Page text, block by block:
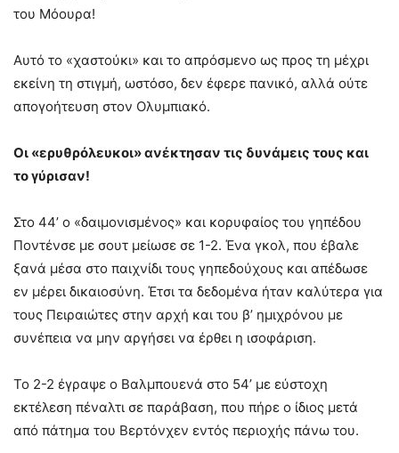
του Μόουρα!
Αυτό το «χαστούκι» και το απρόσμενο ως προς τη μέχρι
εκείνη τη στιγμή, ωστόσο, δεν έφερε πανικό, αλλά ούτε
απογοήτευση στον Ολυμπιακό.
Οι «ερυθρόλευκοι» ανέκτησαν τις δυνάμεις τους και
το γύρισαν!
Στο 44’ ο «δαιμονισμένος» και κορυφαίος του γηπέδου
Ποντένσε με σουτ μείωσε σε 1-2. Ένα γκολ, που έβαλε
ξανά μέσα στο παιχνίδι τους γηπεδούχους και απέδωσε
εν μέρει δικαιοσύνη. Έτσι τα δεδομένα ήταν καλύτερα για
τους Πειραιώτες στην αρχή και του β’ ημιχρόνου με
συνέπεια να μην αργήσει να έρθει η ισοφάριση.
Το 2-2 έγραψε ο Βαλμπουενά στο 54’ με εύστοχη
εκτέλεση πέναλτι σε παράβαση, που πήρε ο ίδιος μετά
από πάτημα του Βερτόνχεν εντός περιοχής πάνω του.